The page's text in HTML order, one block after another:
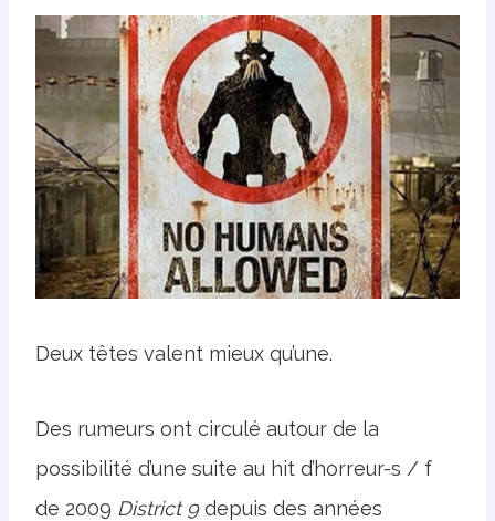
Deux têtes valent mieux qu’une.
Des rumeurs ont circulé autour de la
possibilité d’une suite au hit d’horreur-s / f
de 2009 District 9depuis des années